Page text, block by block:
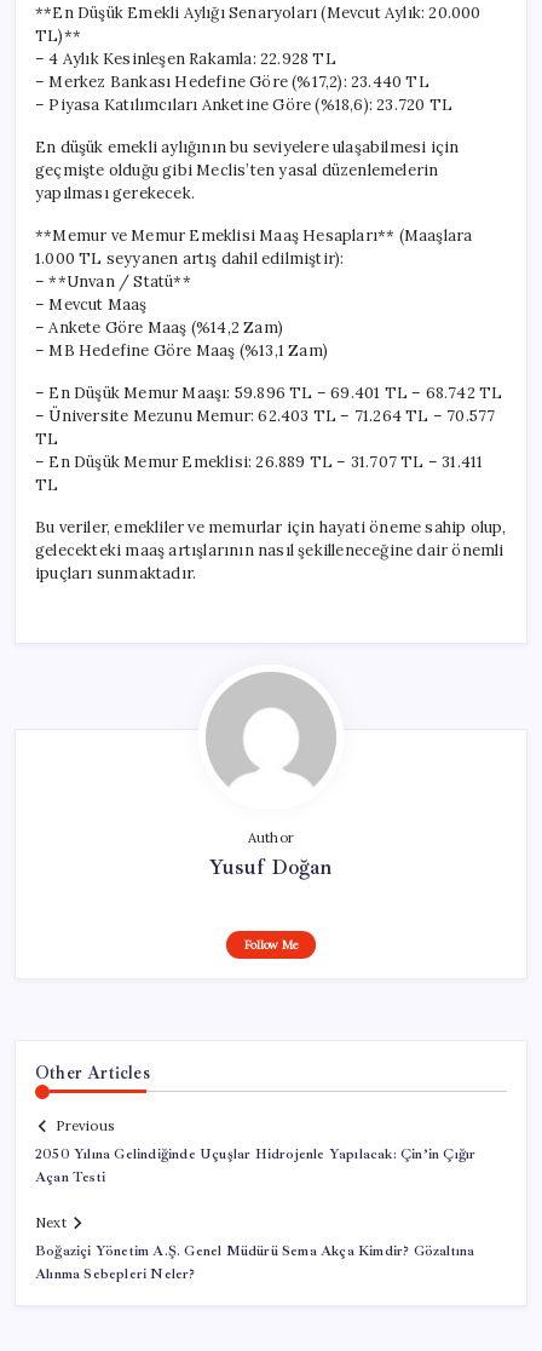
**En Düşük Emekli Aylığı Senaryoları (Mevcut Aylık: 20.000
TL)**
– 4 Aylık Kesinleşen Rakamla: 22.928 TL
– Merkez Bankası Hedefine Göre (%17,2): 23.440 TL
– Piyasa Katılımcıları Anketine Göre (%18,6): 23.720 TL
En düşük emekli aylığının bu seviyelere ulaşabilmesi için
geçmişte olduğu gibi Meclis’ten yasal düzenlemelerin
yapılması gerekecek.
**Memur ve Memur Emeklisi Maaş Hesapları** (Maaşlara
1.000 TL seyyanen artış dahil edilmiştir):
– **Unvan / Statü**
– Mevcut Maaş
– Ankete Göre Maaş (%14,2 Zam)
– MB Hedefine Göre Maaş (%13,1 Zam)
– En Düşük Memur Maaşı: 59.896 TL – 69.401 TL – 68.742 TL
– Üniversite Mezunu Memur: 62.403 TL – 71.264 TL – 70.577
TL
– En Düşük Memur Emeklisi: 26.889 TL – 31.707 TL – 31.411
TL
Bu veriler, emekliler ve memurlar için hayati öneme sahip olup,
gelecekteki maaş artışlarının nasıl şekilleneceğine dair önemli
ipuçları sunmaktadır.
Author
Yusuf Doğan
Follow Me
Other Articles
Previous
2050 Yılına Gelindiğinde Uçuşlar Hidrojenle Yapılacak: Çin’in Çığır
Açan Testi
Next
Boğaziçi Yönetim A.Ş. Genel Müdürü Sema Akça Kimdir? Gözaltına
Alınma Sebepleri Neler?